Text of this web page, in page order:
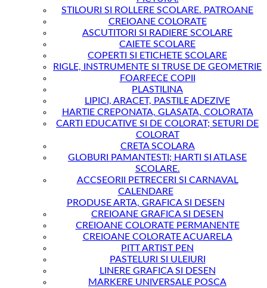
STILOURI SI ROLLERE SCOLARE. PATROANE
CREIOANE COLORATE
ASCUTITORI SI RADIERE SCOLARE
CAIETE SCOLARE
COPERTI SI ETICHETE SCOLARE
RIGLE, INSTRUMENTE SI TRUSE DE GEOMETRIE
FOARFECE COPII
PLASTILINA
LIPICI, ARACET, PASTILE ADEZIVE
HARTIE CREPONATA, GLASATA, COLORATA
CARTI EDUCATIVE SI DE COLORAT; SETURI DE
COLORAT
CRETA SCOLARA
GLOBURI PAMANTESTI; HARTI SI ATLASE
SCOLARE.
ACCSEORII PETRECERI SI CARNAVAL
CALENDARE
PRODUSE ARTA, GRAFICA SI DESEN
CREIOANE GRAFICA SI DESEN
CREIOANE COLORATE PERMANENTE
CREIOANE COLORATE ACUARELA
PITT ARTIST PEN
PASTELURI SI ULEIURI
LINERE GRAFICA SI DESEN
MARKERE UNIVERSALE POSCA